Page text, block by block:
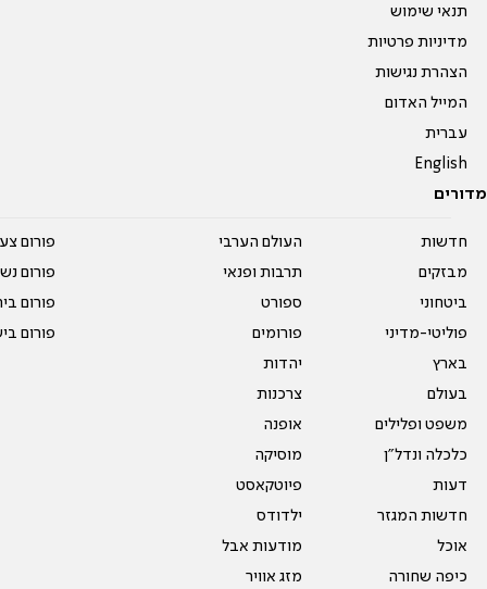
תנאי שימוש
מדיניות פרטיות
הצהרת נגישות
המייל האדום
עברית
English
מדורים
חדשות
מבזקים
ביטחוני
פוליטי-מדיני
בארץ
בעולם
משפט ופלילים
כלכלה ונדל"ן
דעות
חדשות המגזר
אוכל
כיפה שחורה
העולם הערבי
תרבות ופנאי
ספורט
פורומים
יהדות
צרכנות
אופנה
מוסיקה
פיוטקאסט
ילדודס
מודעות אבל
מזג אוויר
פורום
פורום
פורום
פורום